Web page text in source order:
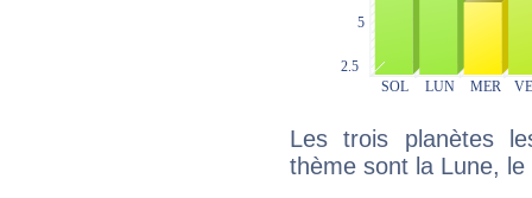
Les trois planètes
thème sont la Lune,